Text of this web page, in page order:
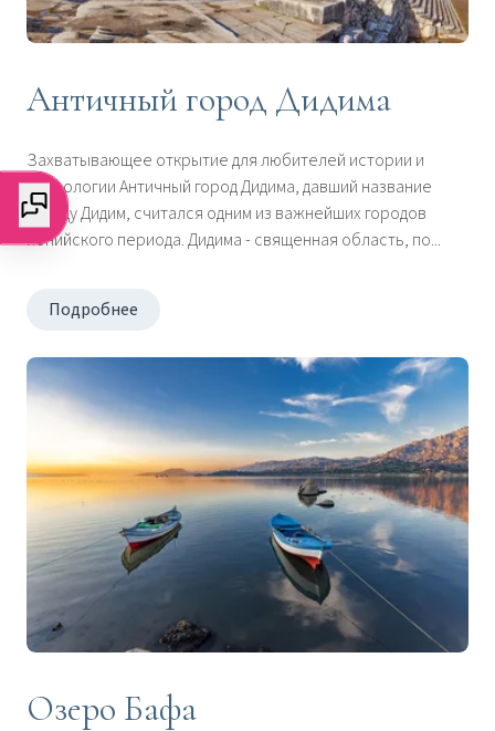
Античный город Дидима
Захватывающее открытие для любителей истории и
археологии Античный город Дидима, давший название
городу Дидим, считался одним из важнейших городов
ионийского периода. Дидима - священная область, по...
Подробнее
Озеро Бафа